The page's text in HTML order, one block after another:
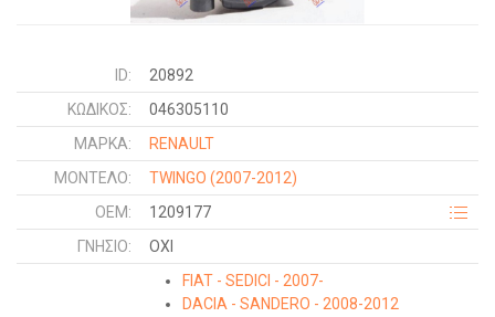
ID:
20892
ΚΩΔΙΚΌΣ:
046305110
ΜΑΡΚΑ:
RENAULT
ΜΟΝΤΕΛΟ:
TWINGO (2007-2012)
OEM:
1209177
ΓΝΉΣΙΟ:
ΟΧΙ
FIAT - SEDICI - 2007-
DACIA - SANDERO - 2008-2012